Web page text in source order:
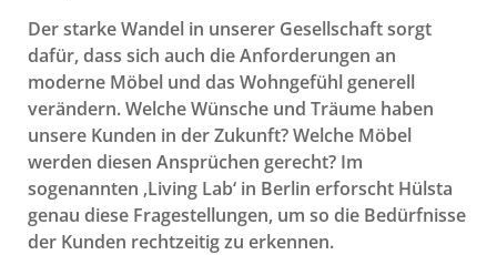
Der starke Wandel in unserer Gesellschaft sorgt
dafür, dass sich auch die Anforderungen an
moderne Möbel und das Wohngefühl generell
verändern. Welche Wünsche und Träume haben
unsere Kunden in der Zukunft? Welche Möbel
werden diesen Ansprüchen gerecht? Im
sogenannten ‚Living Lab‘ in Berlin erforscht Hülsta
genau diese Fragestellungen, um so die Bedürfnisse
der Kunden rechtzeitig zu erkennen.